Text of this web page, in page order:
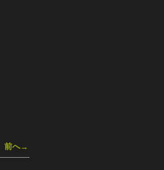
前へ→